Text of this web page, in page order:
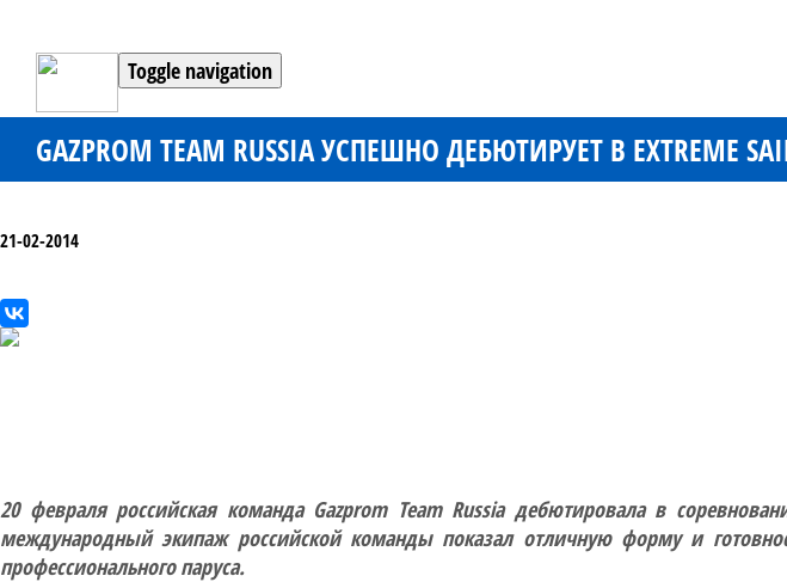
Toggle navigation
GAZPROM TEAM RUSSIA УСПЕШНО ДЕБЮТИРУЕТ В EXTREME
21-02-2014
20 февраля российская команда Gazprom Team Russia дебютировала в
международный экипаж российской команды показал отличную форму и
профессионального паруса.